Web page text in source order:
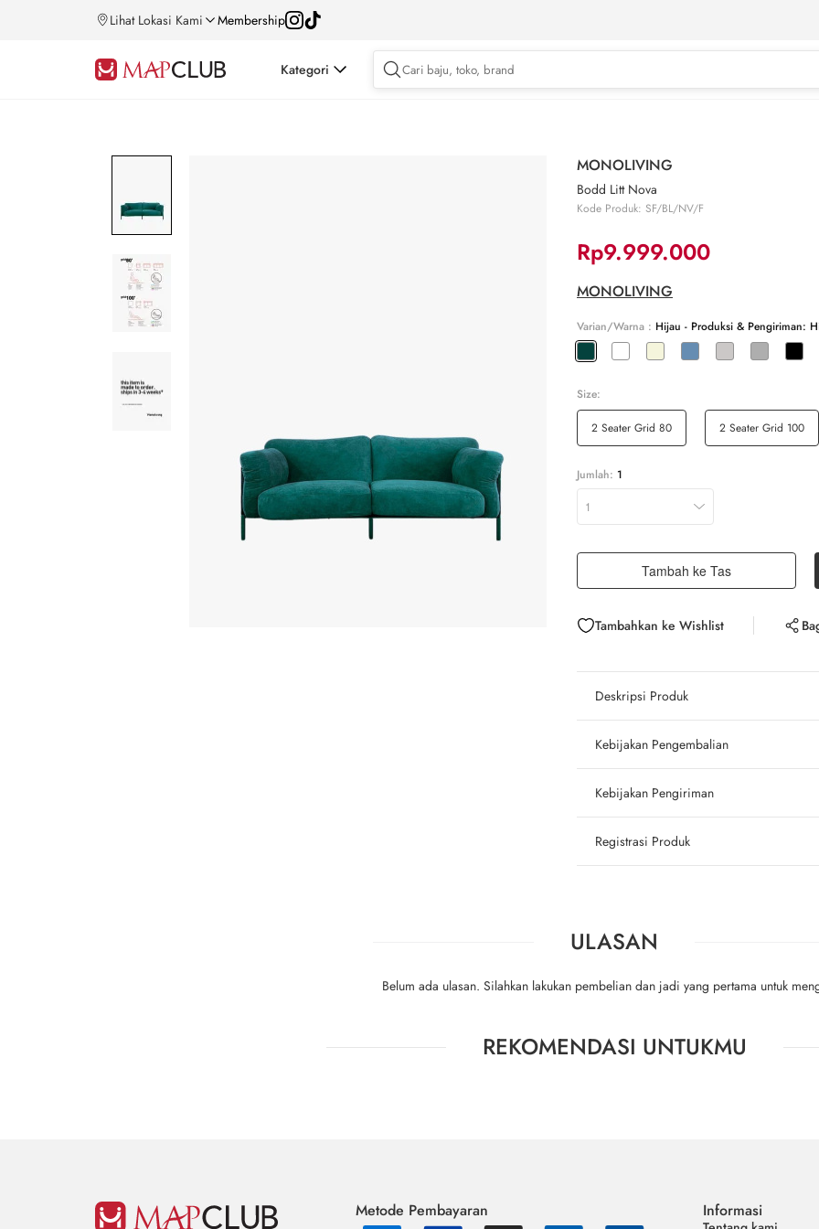
Lihat Lokasi Kami Membership
Kategori
MONOLIVING
Bodd Litt Nova
Kode Produk: SF/BL/NV/F
Rp9.999.000
MONOLIVING
Varian/Warna : Hijau - Produksi & Pengiriman:
Size:
2 Seater Grid 80 2 Seater Grid 100
Jumlah: 1
1
Tambah ke Tas
Tambahkan ke Wishlist
Deskripsi Produk
Kebijakan Pengembalian
Kebijakan Pengiriman
Registrasi Produk
ULASAN
Belum ada ulasan. Silahkan lakukan pembelian dan jadi yang pertama untuk
REKOMENDASI UNTUKMU
Metode Pembayaran Informasi